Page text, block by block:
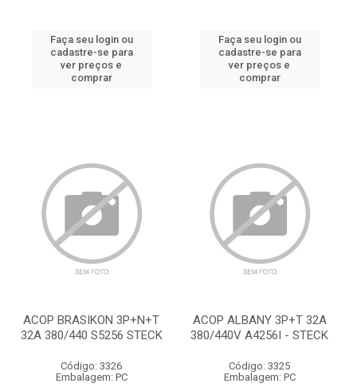
Faça seu login ou
cadastre-se para
ver preços e
comprar
Faça seu login ou
cadastre-se para
ver preços e
comprar
ACOP BRASIKON 3P+N+T
32A 380/440 S5256 STECK
Código: 3326
Embalagem: PC
ACOP ALBANY 3P+T 32A
380/440V A4256I - STECK
Código: 3325
Embalagem: PC